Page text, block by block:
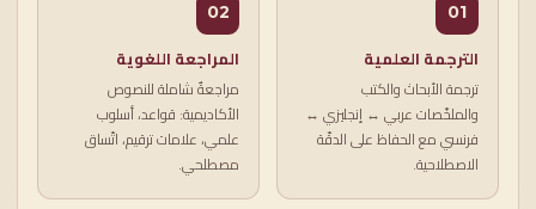
01
الترجمة العلمية
ترجمة الأبحاث والكتب
والملخّصات عربي ↔ إنجليزي ↔
فرنسي مع الحفاظ على الدقّة
الاصطلاحية.
02
المراجعة اللغوية
مراجعةٌ شاملة للنصوص
الأكاديمية: قواعد، أسلوب
علمي، علامات ترقيم، اتّساق
مصطلحي.